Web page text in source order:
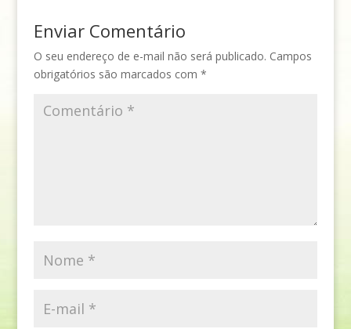
Enviar Comentário
O seu endereço de e-mail não será publicado. Campos
obrigatórios são marcados com *